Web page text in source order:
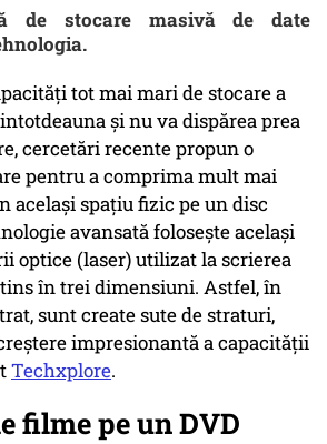
de stocare masivă de date
tot mai mari de stocare a
și nu va dispărea prea
cercetări recente propun o
pentru a comprima mult mai
același spațiu fizic pe un disc
avansată folosește același
optice (laser) utilizat la scrierea
în trei dimensiuni. Astfel, în
sunt create sute de straturi,
impresionantă a capacității
Techxplore.
filme pe un DVD